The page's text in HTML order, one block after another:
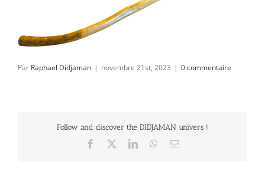
Par Raphael Didjaman | novembre 21st, 2023 | 0 commentaire
Follow and discover the DIDJAMAN univers !
Facebook LinkedInWhatsApp
Email